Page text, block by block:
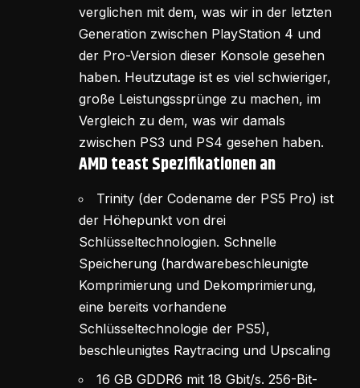
verglichen mit dem, was wir in der letzten
Generation zwischen PlayStation 4 und
der Pro-Version dieser Konsole gesehen
haben. Heutzutage ist es viel schwieriger,
große Leistungssprünge zu machen, im
Vergleich zu dem, was wir damals
zwischen PS3 und PS4 gesehen haben.
AMD teast Spezifikationen an
Trinity (der Codename der PS5 Pro) ist
der Höhepunkt von drei
Schlüsseltechnologien. Schnelle
Speicherung (hardwarebeschleunigte
Komprimierung und Dekomprimierung,
eine bereits vorhandene
Schlüsseltechnologie der PS5),
beschleunigtes Raytracing und Upscaling
16 GB GDDR6 mit 18 Gbit/s. 256-Bit-